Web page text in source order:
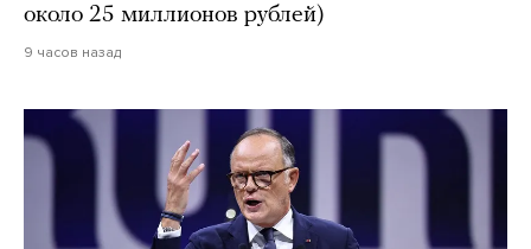
около 25 миллионов рублей)
9 часов назад